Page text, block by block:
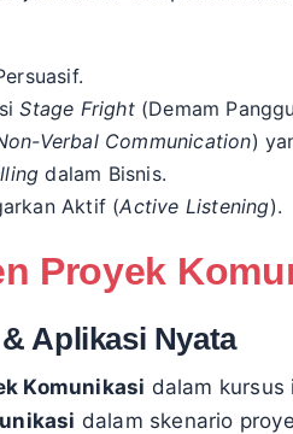
Stage Fright(Demam
Verbal Communication)
dalam Bisnis.
Aktif (Active Listening).
Proyek
Aplikasi Nyata
Komunikasi dalam kursus
dalam skenario